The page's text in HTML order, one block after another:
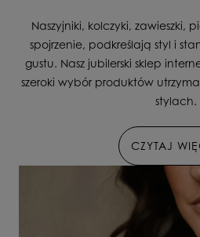
Naszyjniki, kolczyki, zawieszki,
spojrzenie, podkreślają styl i
gustu. Nasz jubilerski sklep
szeroki wybór produktów
stylach.
CZYTAJ